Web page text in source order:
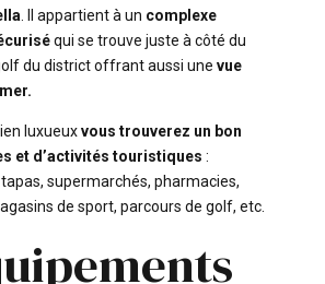
. Il appartient à un complexe
qui se trouve juste à côté du
du district offrant aussi une vue
luxueuxvous trouverez un bon
et d’activités touristiques :
supermarchés, pharmacies,
de sport, parcours de golf, etc.